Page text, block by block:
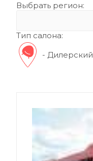
Выбрать регион:
Тип салона:
- Дилерский